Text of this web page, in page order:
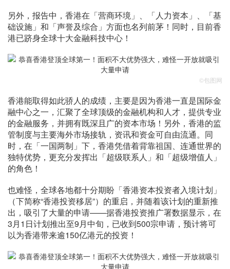
另外，报告中，香港在「营商环境」、「人力资本」、「基
础设施」和「声誉及综合」方面也名列前茅！同时，目前香
港已跻身全球十大金融科技中心！
©包图网
香港能取得如此骄人的成绩，主要是因为香港一直是国际金
融中心之一，汇聚了全球顶级的金融机构和人才，提供专业
的金融服务，并拥有既深且广的资本市场！另外，香港的监
管制度与主要海外市场接轨，资讯和资金可自由流通。同
时，在「一国两制」下，香港凭借着背靠祖国、连通世界的
独特优势，更充分发挥出「超级联系人」和「超级增值人」
的角色！
也难怪，全球各地都十分期盼「香港资本投资者入境计划」
（下简称“香港投资移居”）的重启，并随着该计划的重新推
出，吸引了大量的申请——据香港投资推广署数据显示，在
3月1日计划推出至9月中旬，已收到500宗申请，预计将可
以为香港带来逾150亿港元的投资！